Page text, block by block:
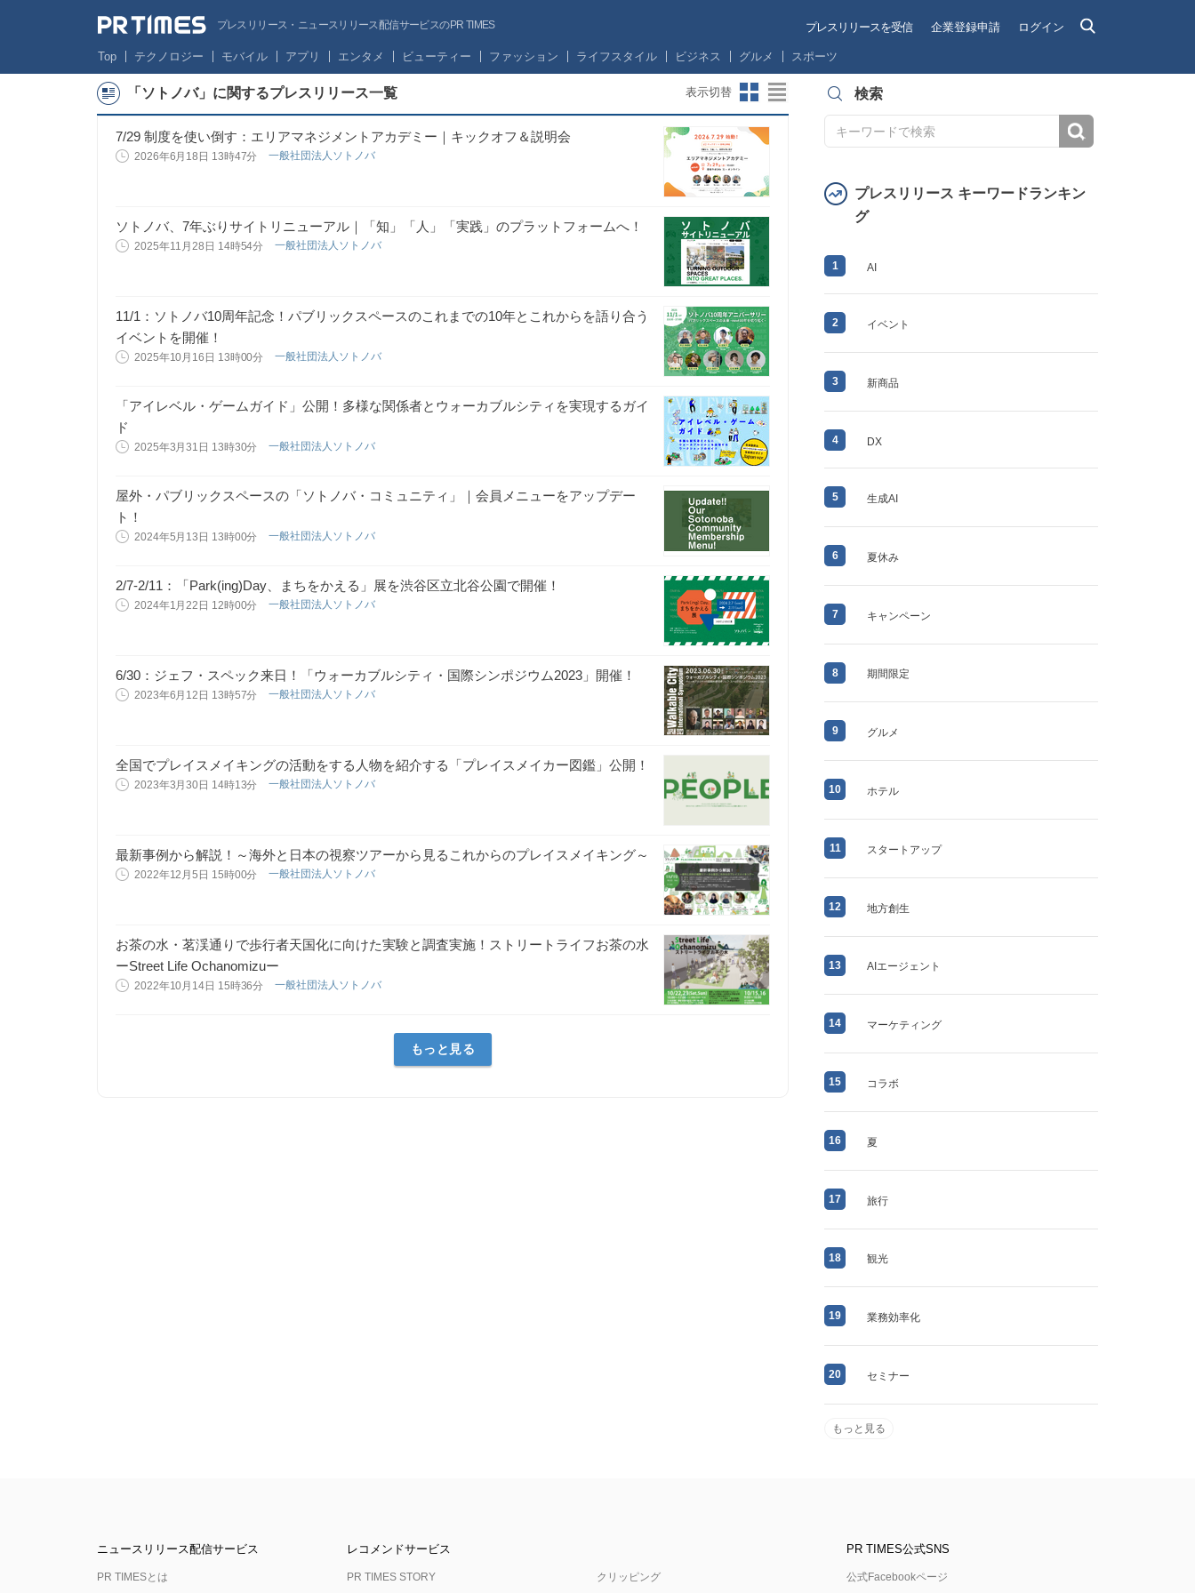
プレスリリース・ニュースリリース配信サービスのPR TIMES プレスリリースを受信 企業登録申請 ログイン
Top テクノロジー モバイル アプリ エンタメ ビューティー ファッション ライフスタイル ビジネス グルメ スポーツ
「ソトノバ」に関するプレスリリース一覧 表示切替
7/29 制度を使い倒す：エリアマネジメントアカデミー｜キックオフ＆説明会
2026年6月18日 13時47分 一般社団法人ソトノバ
ソトノバ、7年ぶりサイトリニューアル｜「知」「人」「実践」のプラットフォームへ！
2025年11月28日 14時54分 一般社団法人ソトノバ
11/1：ソトノバ10周年記念！パブリックスペースのこれまでの10年とこれからを語り合う
イベントを開催！
2025年10月16日 13時00分 一般社団法人ソトノバ
「アイレベル・ゲームガイド」公開！多様な関係者とウォーカブルシティを実現するガイ
ド
2025年3月31日 13時30分 一般社団法人ソトノバ
屋外・パブリックスペースの「ソトノバ・コミュニティ」｜会員メニューをアップデー
ト！
2024年5月13日 13時00分 一般社団法人ソトノバ
2/7-2/11：「Park(ing)Day、まちをかえる」展を渋谷区立北谷公園で開催！
2024年1月22日 12時00分 一般社団法人ソトノバ
6/30：ジェフ・スペック来日！「ウォーカブルシティ・国際シンポジウム2023」開催！
2023年6月12日 13時57分 一般社団法人ソトノバ
全国でプレイスメイキングの活動をする人物を紹介する「プレイスメイカー図鑑」公開！
2023年3月30日 14時13分 一般社団法人ソトノバ
最新事例から解説！～海外と日本の視察ツアーから見るこれからのプレイスメイキング～
2022年12月5日 15時00分 一般社団法人ソトノバ
お茶の⽔・茗渓通りで歩⾏者天国化に向けた実験と調査実施！ストリートライフお茶の⽔
ーStreet Life Ochanomizuー
2022年10月14日 15時36分 一般社団法人ソトノバ
もっと見る
検索
プレスリリース キーワードランキン
グ
1 AI
2 イベント
3 新商品
4 DX
5 生成AI
6 夏休み
7 キャンペーン
8 期間限定
9 グルメ
10 ホテル
11 スタートアップ
12 地方創生
13 AIエージェント
14 マーケティング
15 コラボ
16 夏
17 旅行
18 観光
19 業務効率化
20 セミナー
もっと見る
ニュースリリース配信サービス
PR TIMESとは
レコメンドサービス
PR TIMES STORY クリッピング
PR TIMES公式SNS
公式Facebookページ